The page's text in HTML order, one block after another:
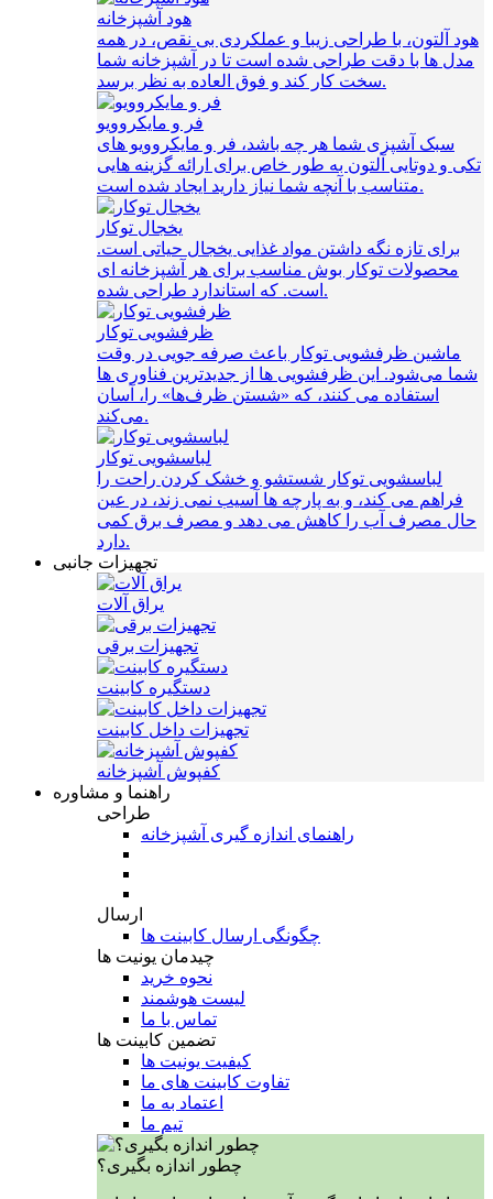
هود آشپزخانه
هود آلتون، با طراحی زیبا و عملکردی بی نقص، در همه
مدل ها با دقت طراحی شده است تا در آشپزخانه شما
سخت کار کند و فوق العاده به نظر برسد.
فر و مایکروویو
سبک آشپزی شما هر چه باشد، فر و مایکروویو های
تکی و دوتایی آلتون به طور خاص برای ارائه گزینه هایی
متناسب با آنچه شما نیاز دارید ایجاد شده است.
یخجال توکار
برای تازه نگه داشتن مواد غذایی یخجال حیاتی است.
محصولات توکار بوش مناسب برای هر آشپزخانه ای
است. که استاندارد طراحی شده.
ظرفشویی توکار
ماشین ظرفشویی توکار باعث صرفه‌ جویی در وقت
شما می‌شود. این ظرفشویی ها از جدیدترین فناوری ها
استفاده می کنند، که «شستن ظرف‌ها» را، آسان
می‌کند.
لباسشویی توکار
لباسشویی توکار شستشو و خشک کردن راحت را
فراهم می کند، و به پارچه ها آسیب نمی زند، در عین
حال مصرف آب را کاهش می دهد و مصرف برق کمی
دارد.
تجهیزات جانبی
یراق آلات
تجهیزات برقی
دستگیره کابینت
تجهیزات داخل کابینت
کفپوش آشپزخانه
راهنما و مشاوره
طراحی
راهنمای اندازه گیری آشپزخانه
ارسال
چگونگی ارسال کابینت ها
چیدمان یونیت ها
نحوه خرید
لیست هوشمند
تماس با ما
تضمین کابینت ها
کیفیت یونیت ها
تفاوت کابینت های ما
اعتماد به ما
تیم ما
چطور اندازه بگیری؟